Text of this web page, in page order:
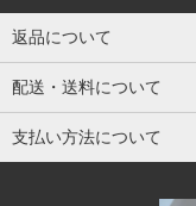
返品について
配送・送料について
支払い方法について